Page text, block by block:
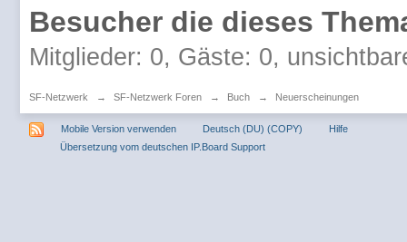
Besucher die dieses
Mitglieder: 0, Gäste: 0,
SF-Netzwerk → SF-Netzwerk Foren → Buch → Neuerscheinungen
Mobile Version verwenden Deutsch (DU) (COPY)
Hilfe
Übersetzung vom deutschen IP.Board Support